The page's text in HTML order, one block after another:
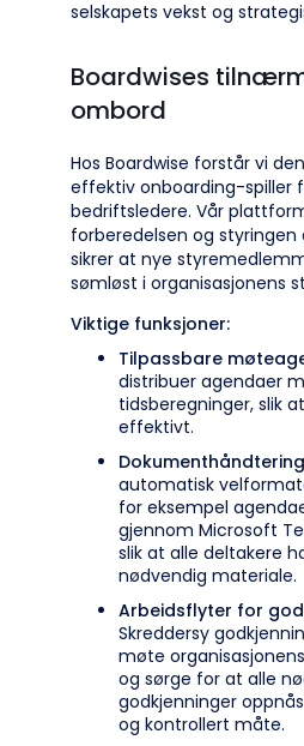
selskapets vekst og
Boardwises
ombord
Hos Boardwise forstår vi
effektiv onboarding-spiller
bedriftsledere. Vår
forberedelsen og
sikrer at nye
sømløst i organisasjonens
Viktige funksjoner:
Tilpassbare
distribuer agendaer
tidsberegninger, slik
effektivt.
automatisk
for eksempel
gjennom Microsoft
slik at alle deltakere
nødvendig materiale.
Arbeidsflyter for
Skreddersy
møte
og sørge for at alle
godkjenninger
og kontrollert måte.